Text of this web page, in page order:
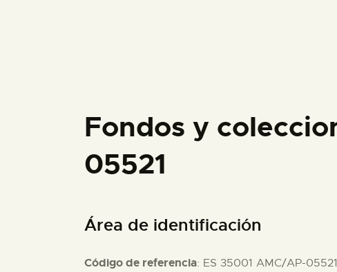
Fondos y
05521
Área de identificación
Código de referencia: ES 35001 AMC/AP-05521